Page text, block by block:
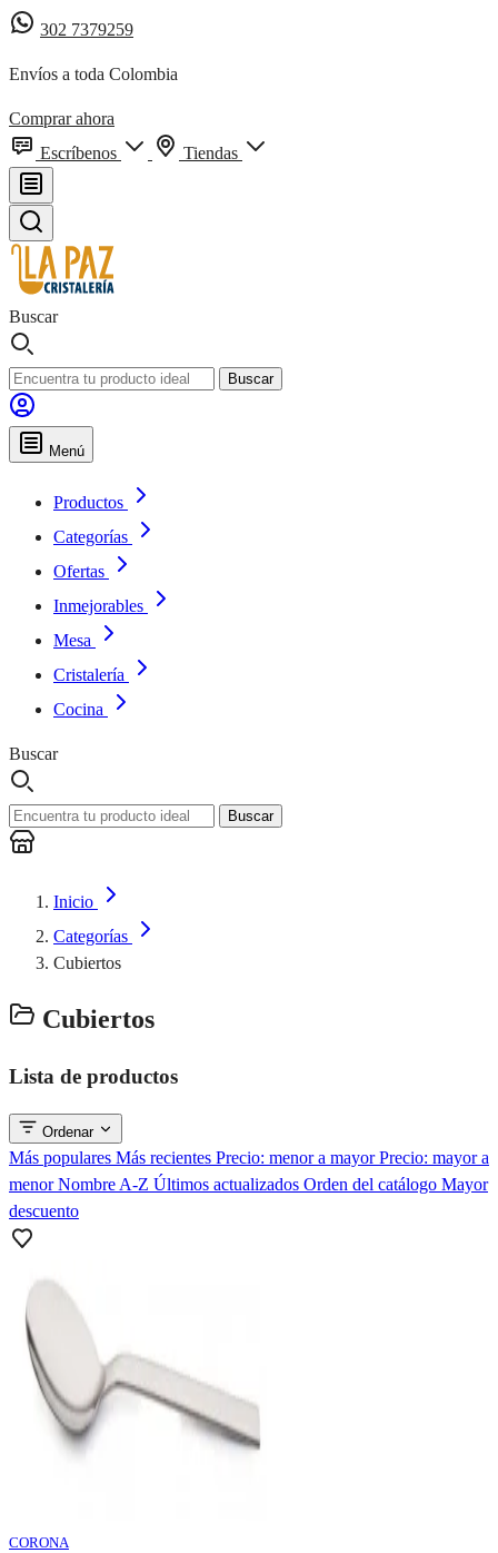
302 7379259
Envíos a toda Colombia
Comprar ahora
Escríbenos
Tiendas
Buscar
Buscar
Menú
Productos
Categorías
Ofertas
Inmejorables
Mesa
Cristalería
Cocina
Buscar
Buscar
Inicio
Categorías
Cubiertos
Cubiertos
Lista de productos
Ordenar
Más populares Más recientes Precio: menor a mayorPrecio: mayor a
menorNombre A-Z Últimos actualizados Orden del catálogo Mayor
descuento
CORONA